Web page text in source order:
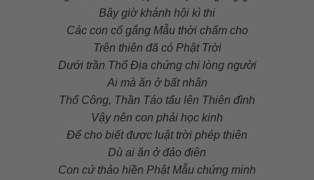
Bây giờ khánh hội kì thi
Các con cố gắng Mẫu thời chấm cho
Trên thiên đã có Phật Trời
Dưới trần Thổ Địa chứng chi lòng người
Ai mà ăn ở bất nhân
Thổ Công, Thần Táo tấu lên Thiên đình
Vậy nên con phải học kinh
Để cho biết được luật trời phép thiên
Dù ai ăn ở đảo điên
Con cứ thảo hiền Phật Mẫu chứng minh